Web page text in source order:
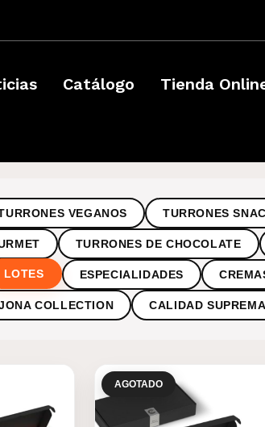
Catálogo Tienda
VEGANOS TURRONES
TURRONES DE CHOCOLATE
LOTES ESPECIALIDADES
COLLECTION CALIDAD
AGOTADO